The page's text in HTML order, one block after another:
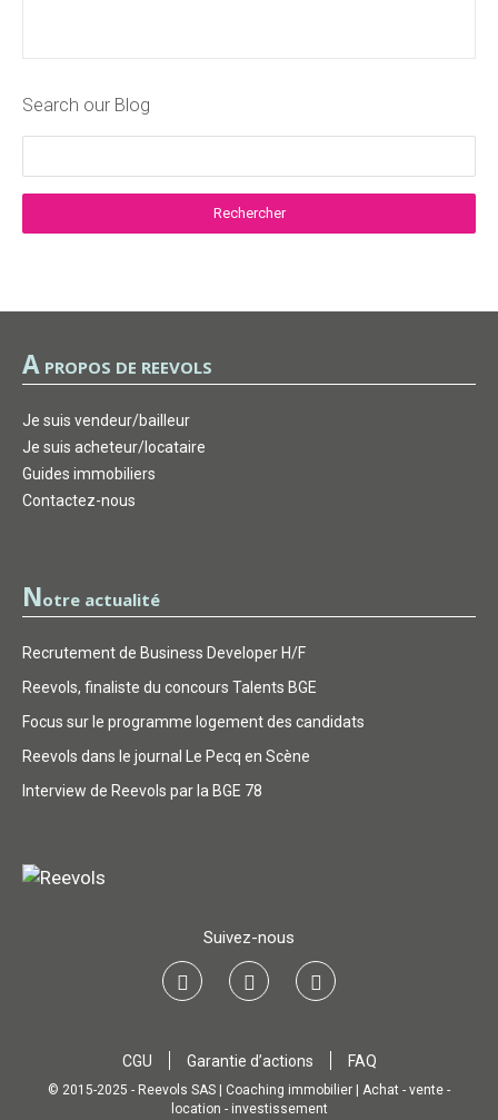
Search our Blog
A PROPOS DE REEVOLS
Je suis vendeur/bailleur
Je suis acheteur/locataire
Guides immobiliers
Contactez-nous
Notre actualité
Recrutement de Business Developer H/F
Reevols, finaliste du concours Talents BGE
Focus sur le programme logement des candidats
Reevols dans le journal Le Pecq en Scène
Interview de Reevols par la BGE 78
Suivez-nous
CGU Garantie d’actions FAQ
© 2015-2025 - Reevols SAS | Coaching immobilier | Achat - vente -
location - investissement